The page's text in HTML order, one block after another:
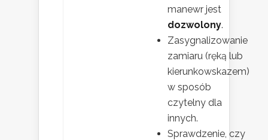
manewr jest
dozwolony.
Zasygnalizowanie
zamiaru (ręką lub
kierunkowskazem)
w sposób
czytelny dla
innych.
Sprawdzenie, czy